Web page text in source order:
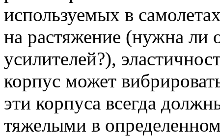
используемых в
на растяжение (нужна ли
усилителей?),
корпус может
эти корпуса всегда
тяжелыми в